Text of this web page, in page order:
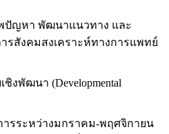
ปัญหา พัฒนาแนวทาง และ
รสังคมสงเคราะห์ทางการแพทย์
ชิงพัฒนา (Developmental
ารระหว่างมกราคม-พฤศจิกายน